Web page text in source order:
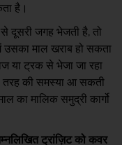
है।
दूसरी जगह भेजती है, तो
उसका माल खराब हो सकता
या ट्रक से भेजा जा रहा
तरह की समस्या आ सकती
का मालिक समुद्री कार्गो
ट्रांज़िट को कवर